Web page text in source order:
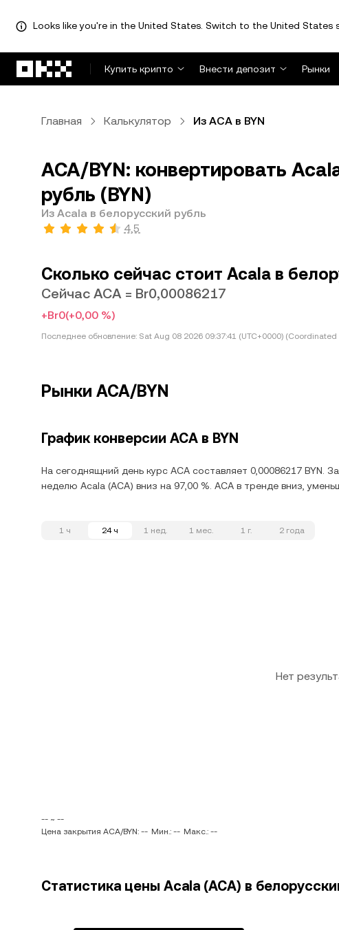
Looks like you're in the United States. Switch to the United States
Купить крипто
Внести депозит Рынки
Главная Калькулятор Из ACA в BYN
ACA/BYN: конвертировать
рубль (BYN)
Из Acala в белорусский рубль
4,5
Сколько сейчас стоит Acala в
Сейчас ACA = Br0,00086217
+Br0(+0,00 %)
Последнее обновление: Sat Aug 08 2026 09:37:41 (UTC+0000)
Рынки ACA/BYN
График конверсии ACA в BYN
На сегоднящний день курс ACA составляет 0,00086217 BYN.
неделю Acala (ACA) вниз на 97,00 %. ACA в тренде вниз,
1 ч 24 ч 1 нед. 1 мес. 1 г. 2 года
Нет
-- ~ --
Цена закрытия ACA/BYN: -- Мин.: -- Макс.: --
Статистика цены Acala (ACA) в